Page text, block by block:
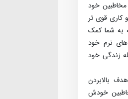
خود
کاری قوی تر
به شما کمک
های نرم خود
زندگی خود
بالابردن
خودش